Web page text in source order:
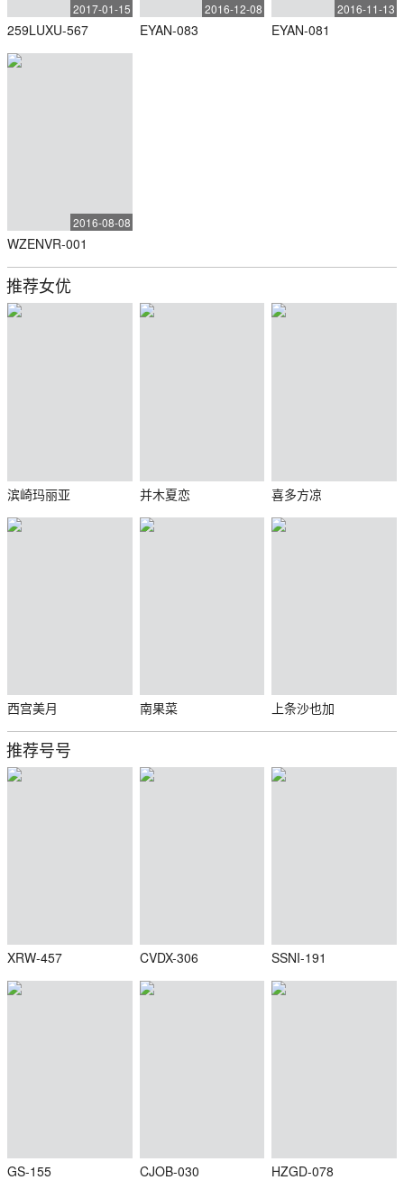
2017-01-15
259LUXU-567
2016-12-08
EYAN-083
2016-11-13
EYAN-081
2016-08-08
WZENVR-001
推荐女优
滨崎玛丽亚 并木夏恋 喜多方凉
西宫美月 南果菜 上条沙也加
推荐号号
XRW-457 CVDX-306 SSNI-191
GS-155 CJOB-030 HZGD-078